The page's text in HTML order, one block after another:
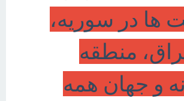
ها در سوریه،
منطقه
و جهان همه